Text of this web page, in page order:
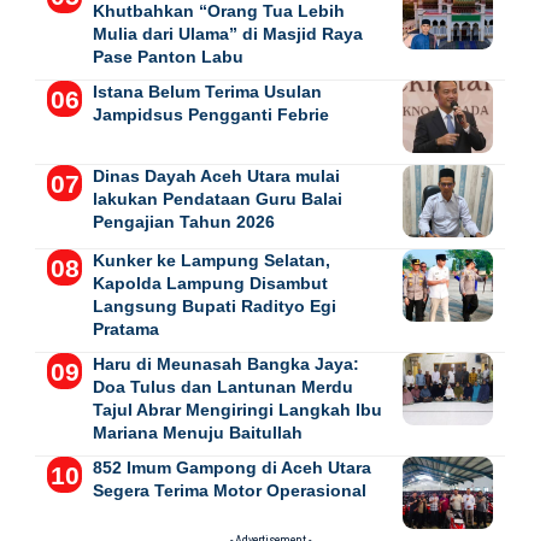
Khutbahkan “Orang Tua Lebih
Mulia dari Ulama” di Masjid Raya
Pase Panton Labu
Istana Belum Terima Usulan
Jampidsus Pengganti Febrie
Dinas Dayah Aceh Utara mulai
lakukan Pendataan Guru Balai
Pengajian Tahun 2026
Kunker ke Lampung Selatan,
Kapolda Lampung Disambut
Langsung Bupati Radityo Egi
Pratama
Haru di Meunasah Bangka Jaya:
Doa Tulus dan Lantunan Merdu
Tajul Abrar Mengiringi Langkah Ibu
Mariana Menuju Baitullah
852 Imum Gampong di Aceh Utara
Segera Terima Motor Operasional